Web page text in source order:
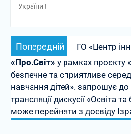
України !
Навігація
записів
Попередній
запис:
ГО «Центр
«Про.Світ» у рамках проєкту
безпечне та сприятливе
навчання дітей». запрошує
трансляції дискусії «Освіта
може перейняти з досвіду